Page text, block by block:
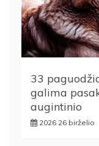
33
galima
augintinio
2026 26 birželio